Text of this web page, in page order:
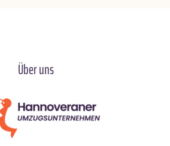
Über uns